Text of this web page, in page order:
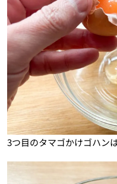
3つ目のタマゴかけゴハン